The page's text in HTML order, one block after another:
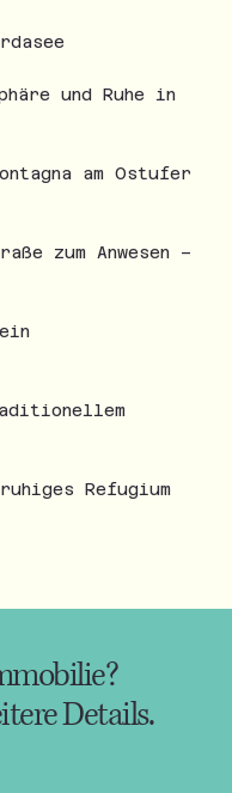
und Ruhe in
am Ostufer
zum Anwesen –
Refugium
Details.